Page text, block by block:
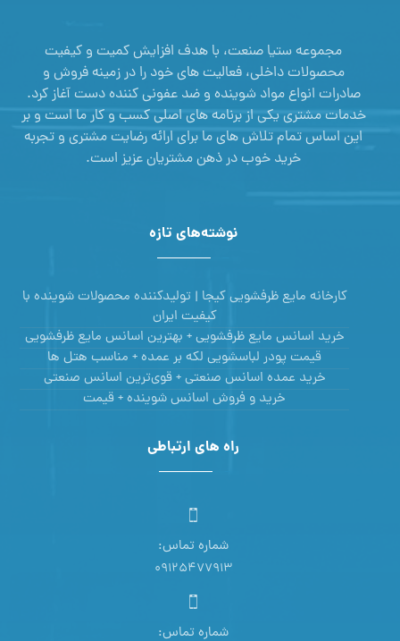
مجموعه ستیا صنعت، با هدف افزایش کمیت و کیفیت
محصولات داخلی، فعالیت های خود را در زمینه فروش و
صادرات انواع مواد شوینده و ضد عفونی کننده دست آغاز کرد.
خدمات مشتری یکی از برنامه های اصلی کسب و کار ما است و بر
این اساس تمام تلاش های ما برای ارائه رضایت مشتری و تجربه
خرید خوب در ذهن مشتریان عزیز است.
نوشته‌های تازه
کارخانه مایع ظرفشویی کیجا | تولیدکننده محصولات شوینده با
کیفیت ایران
خرید اسانس مایع ظرفشویی + بهترین اسانس مایع ظرفشویی
قیمت پودر لباسشویی لکه بر عمده + مناسب هتل ها
خرید عمده اسانس صنعتی + قوی‌ترین اسانس‌ صنعتی
خرید و فروش اسانس شوینده + قیمت
راه های ارتباطی
شماره تماس:
09125477913
شماره تماس: